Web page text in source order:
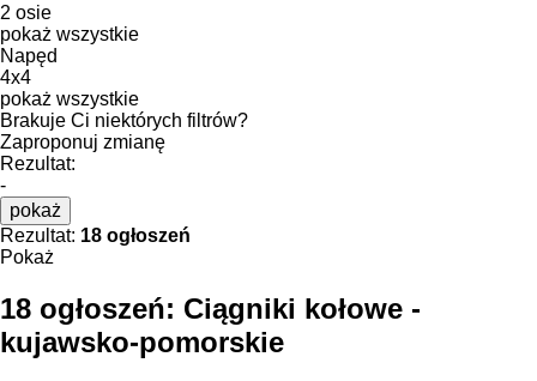
2 osie
pokaż wszystkie
Napęd
4x4
pokaż wszystkie
Brakuje Ci niektórych filtrów?
Zaproponuj zmianę
Rezultat:
-
pokaż
Rezultat: 18 ogłoszeń
Pokaż
18 ogłoszeń: Ciągniki kołowe -
kujawsko-pomorskie